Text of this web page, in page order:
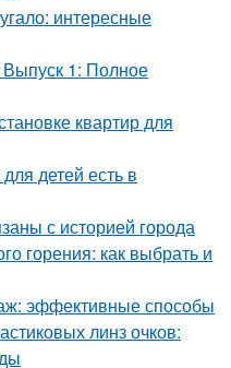
интересные
Выпуск 1: Полное
квартир для
детей есть в
с историей города
горения: как выбрать и
эффективные способы
линз очков: